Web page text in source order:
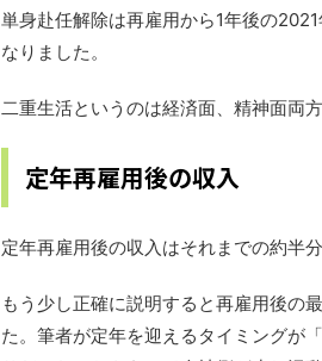
単身赴任解除は再雇用から1年後の
なりました。
二重生活というのは経済面、精神面両
定年再雇用後の収入
定年再雇用後の収入はそれまでの約半分
もう少し正確に説明すると再雇用後の
た。筆者が定年を迎えるタイミングが